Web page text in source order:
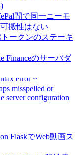
間で同一ニーモ
搬性はない
トークンのステーキ
Financeのサーバダ
error ~
misspelled or
server configuration
FlaskでWeb動画ス